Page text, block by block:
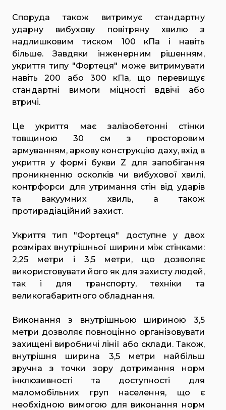
Споруда також витримує стандартну
ударну вибухову повітряну хвилю з
надлишковим тиском 100 кПа і навіть
більше. Завдяки інженерним рішенням,
укриття типу "Фортеця" може витримувати
навіть 200 або 300 кПа, що перевищує
стандартні вимоги міцності вдвічі або
втричі.
Це укриття має залізобетонні стінки
товщиною 30 см з просторовим
армуванням, аркову конструкцію даху, вхід в
укриття у формі букви Z для запобігання
проникненню осколків чи вибухової хвилі,
контрфорси для утримання стін від ударів
та вакуумних хвиль, а також
протирадіаційний захист.
Укриття тип "Фортеця" доступне у двох
розмірах внутрішньої ширини між стінками:
2,25 метри і 3,5 метри, що дозволяє
використовувати його як для захисту людей,
так і для транспорту, техніки та
великогабаритного обладнання.
Виконання з внутрішньою шириною 3,5
метри дозволяє повноцінно організовувати
захищені виробничі лінії або склади. Також,
внутрішня ширина 3,5 метри найбільш
зручна з точки зору дотримання норм
інклюзивності та доступності для
маломобільних груп населення, що є
необхідною вимогою для виконання норм